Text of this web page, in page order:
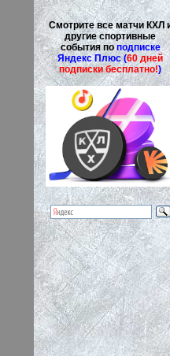
Смотрите все матчи КХЛ
другие спортивные
события поподписке
Яндекс Плюс (60 дней
подписки бесплатно!)